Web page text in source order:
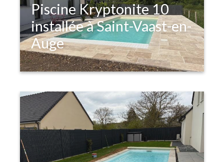
Piscine Kryptonite 10
installée à Saint-Vaast-en-
Auge